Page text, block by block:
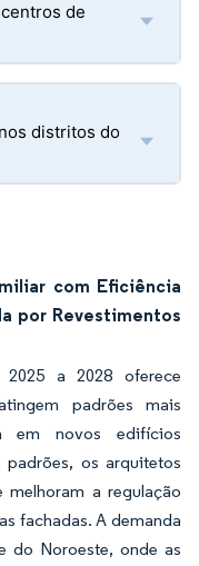
de
distritos do
com Eficiência
por Revestimentos
a 2028 oferece
padrões mais
em novos edifícios
padrões, os arquitetos
melhoram a regulação
fachadas. A demanda
do Noroeste, onde as